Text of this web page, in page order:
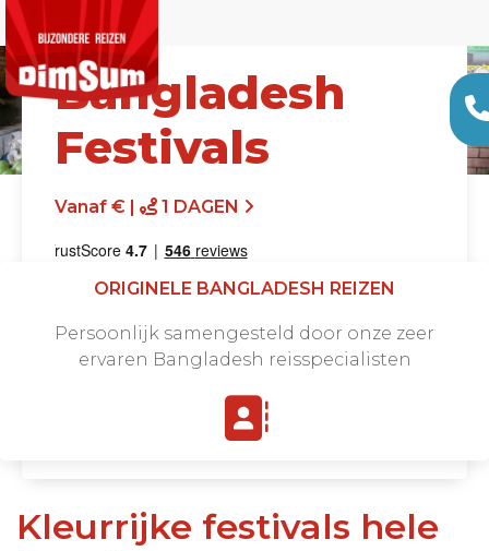
Bangladesh
Festivals
Vanaf € | 1 DAGEN
Offerte aanvragen
ORIGINELE BANGLADESH REIZEN
Persoonlijk samengesteld door onze zeer
ervaren Bangladesh reisspecialisten
Kleurrijke festivals hele